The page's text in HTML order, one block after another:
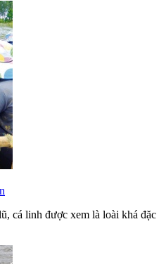
cá linh được xem là loài khá đặc